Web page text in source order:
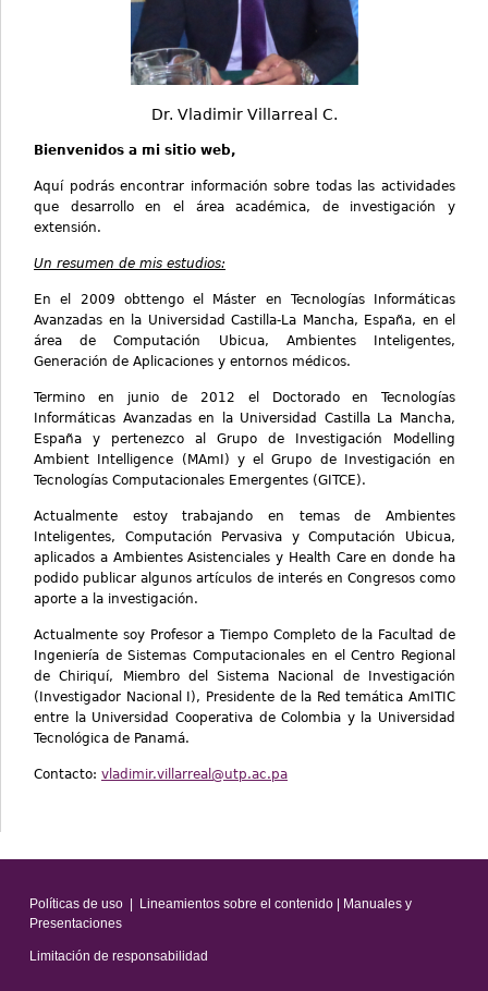
Dr. Vladimir Villarreal C.
Bienvenidos a mi sitio web,
Aquí podrás encontrar información sobre todas las actividades
que desarrollo en el área académica, de investigación y
extensión.
Un resumen de mis estudios:
En el 2009 obttengo el Máster en Tecnologías Informáticas
Avanzadas en la Universidad Castilla-La Mancha, España, en el
área de Computación Ubicua, Ambientes Inteligentes,
Generación de Aplicaciones y entornos médicos.
Termino en junio de 2012 el Doctorado en Tecnologías
Informáticas Avanzadas en la Universidad Castilla La Mancha,
España y pertenezco al Grupo de Investigación Modelling
Ambient Intelligence (MAmI) y el Grupo de Investigación en
Tecnologías Computacionales Emergentes (GITCE).
Actualmente estoy trabajando en temas de Ambientes
Inteligentes, Computación Pervasiva y Computación Ubicua,
aplicados a Ambientes Asistenciales y Health Care en donde ha
podido publicar algunos artículos de interés en Congresos como
aporte a la investigación.
Actualmente soy Profesor a Tiempo Completo de la Facultad de
Ingeniería de Sistemas Computacionales en el Centro Regional
de Chiriquí, Miembro del Sistema Nacional de Investigación
(Investigador Nacional I), Presidente de la Red temática AmITIC
entre la Universidad Cooperativa de Colombia y la Universidad
Tecnológica de Panamá.
Contacto: vladimir.villarreal@utp.ac.pa
Políticas de uso| Lineamientos sobre el contenido|
Manuales y
Presentaciones
Limitación de responsabilidad